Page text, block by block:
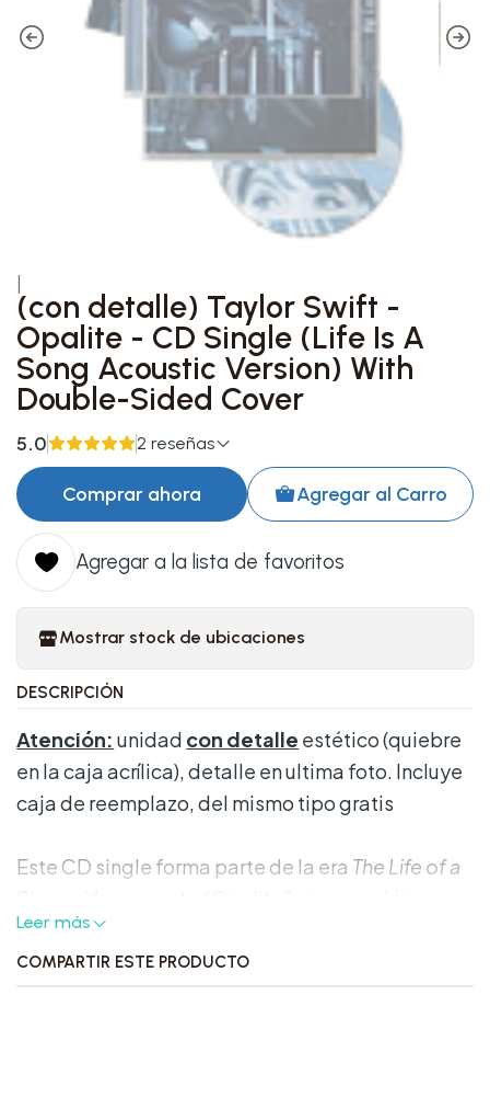
(con detalle) Taylor Swift -
Opalite - CD Single (Life Is A
Song Acoustic Version) With
Double-Sided Cover
5.0 2 reseñas
Agregar al Carro
Comprar ahora
Agregar a la lista de favoritos
Mostrar stock de ubicaciones
DESCRIPCIÓN
Atención: unidad con detalle estético (quiebre
en la caja acrílica), detalle en ultima foto. Incluye
caja de reemplazo, del mismo tipo gratis
Este CD single forma parte de la era The Life of a
acústica “Life Is A Song”, en un formato físico
compacto pensado para coleccionistas que
buscan una edición de sencillo con arte exclusivo.
Leer más
COMPARTIR ESTE PRODUCTO